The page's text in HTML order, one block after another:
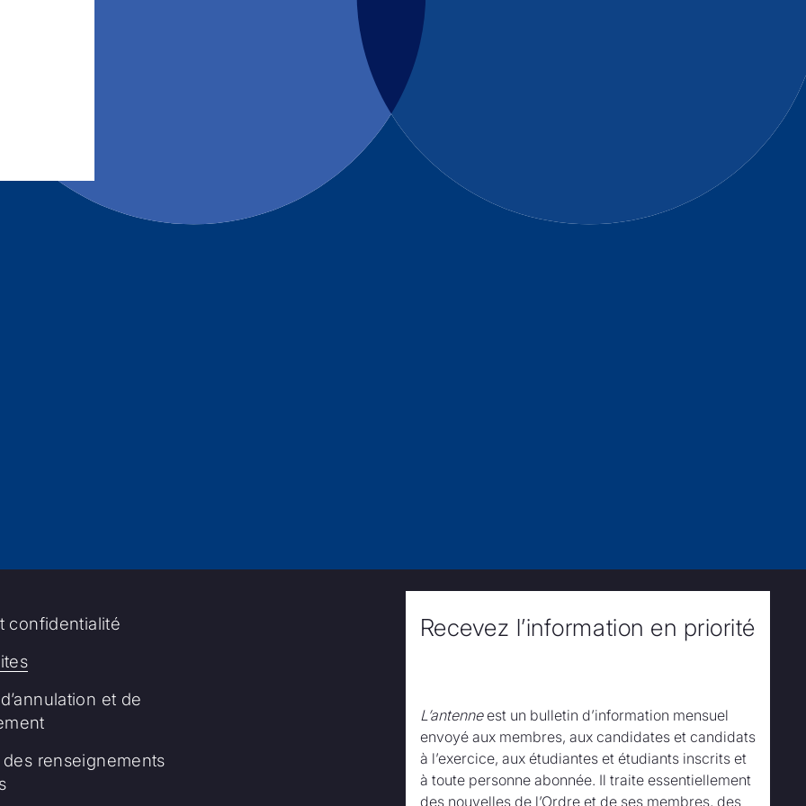
confidentialité
et de
renseignements
Recevez l’information en priorité
L’antenneest un bulletin d’information mensuel
envoyé aux membres, aux candidates et candidats
à l’exercice, aux étudiantes et étudiants inscrits et
à toute personne abonnée. Il traite essentiellement
des nouvelles de l’Ordre et de ses membres, des